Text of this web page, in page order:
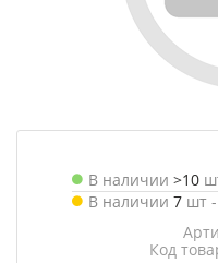
В наличии >10
В наличии 7 шт -
Код